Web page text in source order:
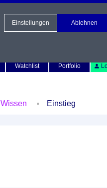
Watchlist Portfolio
Wissen Einstieg
Einstellungen Ablehnen